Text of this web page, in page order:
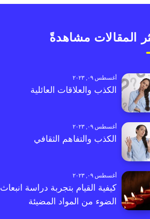
المقالات مشاهدةً
أغسطس ٠٩, ٢٠٢٣
الكذب والعلاقات العائلية
أغسطس ٠٩, ٢٠٢٣
الكذب والتفاهم الثقافي
أغسطس ٠٩, ٢٠٢٣
كيفية القيام بتجربة دراسة انبعاث
الضوء من المواد المضيئة